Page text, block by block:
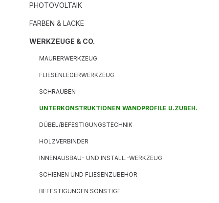
PHOTOVOLTAIK
FARBEN & LACKE
WERKZEUGE & CO.
MAURERWERKZEUG
FLIESENLEGERWERKZEUG
SCHRAUBEN
UNTERKONSTRUKTIONEN WANDPROFILE U.ZUBEH.
DÜBEL/BEFESTIGUNGSTECHNIK
HOLZVERBINDER
INNENAUSBAU- UND INSTALL.-WERKZEUG
SCHIENEN UND FLIESENZUBEHÖR
BEFESTIGUNGEN SONSTIGE